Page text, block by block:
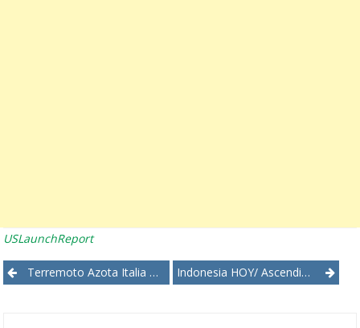
USLaunchReport
PostTerremoto Azota Italia Dejando Docenas De Muertos Y Pueblos Destruidos Indonesia HOY/ Ascendió A 105 El Número De Muertos En Terremoto Ocurrido El Pasado Domingo 5 De Agosto